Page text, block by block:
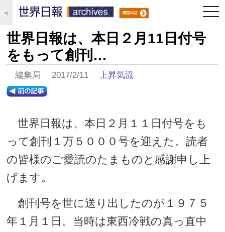
＜
世界日報は、本日２月11日付号
をもって創刊…
編集局 2017/2/11上昇気流
世界日報は、本日２月１１日付号をも
って創刊１万５０００号を迎えた。読者
の皆様のご愛読のたまものと感謝申し上
げます。
創刊号を世に送り出したのが１９７５
年１月１日。当時は東西冷戦の真っ直中